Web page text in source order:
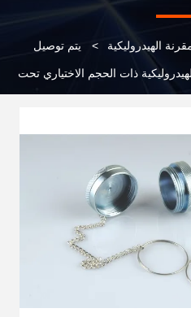
الهيدروليكية > يتم توصيل
ذات الحجم الاختياري تحت